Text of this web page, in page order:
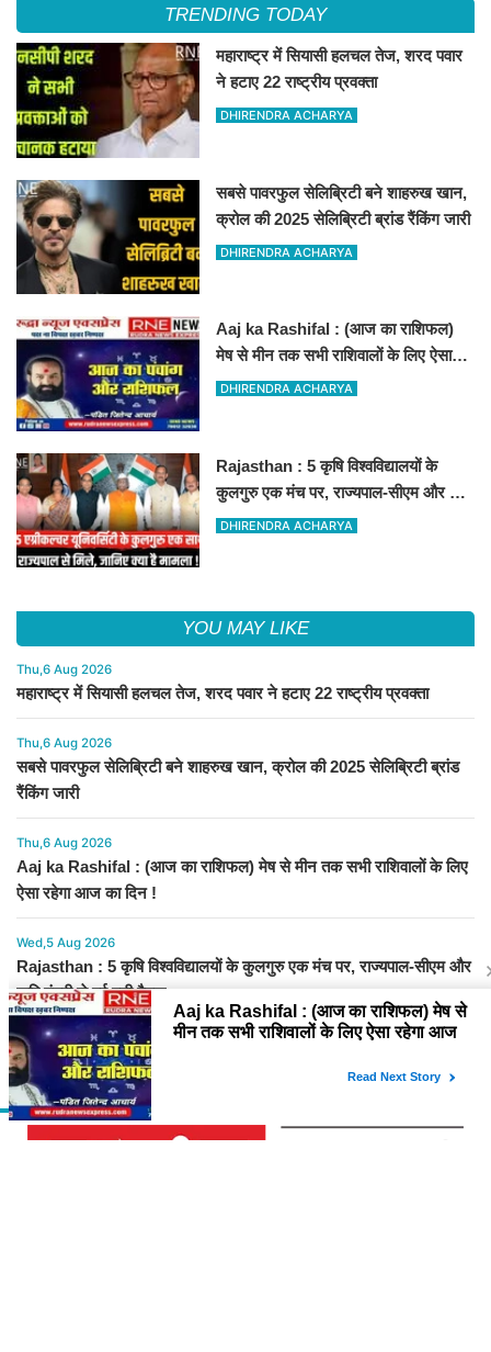
TRENDING TODAY
महाराष्ट्र में सियासी हलचल तेज, शरद पवार
ने हटाए 22 राष्ट्रीय प्रवक्ता
DHIRENDRA ACHARYA
सबसे पावरफुल सेलिब्रिटी बने शाहरुख खान,
क्रोल की 2025 सेलिब्रिटी ब्रांड रैंकिंग जारी
DHIRENDRA ACHARYA
Aaj ka Rashifal : (आज का राशिफल)
मेष से मीन तक सभी राशिवालों के लिए ऐसा
रहेगा आज का दिन !
DHIRENDRA ACHARYA
Rajasthan : 5 कृषि विश्वविद्यालयों के
कुलगुरु एक मंच पर, राज्यपाल-सीएम और कृषि
मंत्री से हुई बड़ी बैठक
DHIRENDRA ACHARYA
YOU MAY LIKE
Thu,6 Aug 2026
महाराष्ट्र में सियासी हलचल तेज, शरद पवार ने हटाए 22 राष्ट्रीय प्रवक्ता
Thu,6 Aug 2026
सबसे पावरफुल सेलिब्रिटी बने शाहरुख खान, क्रोल की 2025 सेलिब्रिटी ब्रांड
रैंकिंग जारी
Thu,6 Aug 2026
Aaj ka Rashifal : (आज का राशिफल) मेष से मीन तक सभी राशिवालों के लिए
ऐसा रहेगा आज का दिन !
Wed,5 Aug 2026
Rajasthan : 5 कृषि विश्वविद्यालयों के कुलगुरु एक मंच पर, राज्यपाल-सीएम और
कृषि मंत्री से हुई बड़ी बैठक
FROM AROUND THE WEB